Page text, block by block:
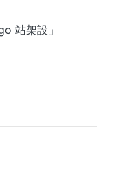
站架設」